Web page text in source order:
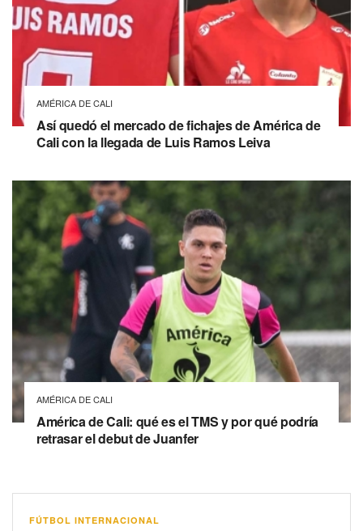
AMÉRICA DE CALI
Así quedó el mercado de fichajes de América de
Cali con la llegada de Luis Ramos Leiva
AMÉRICA DE CALI
América de Cali: qué es el TMS y por qué podría
retrasar el debut de Juanfer
FÚTBOL INTERNACIONAL